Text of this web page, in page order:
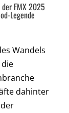
FMX 2025
Legende
Wandels
dahinter